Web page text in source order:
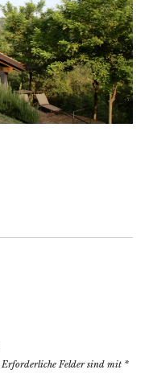
Erforderliche Felder sind mit *